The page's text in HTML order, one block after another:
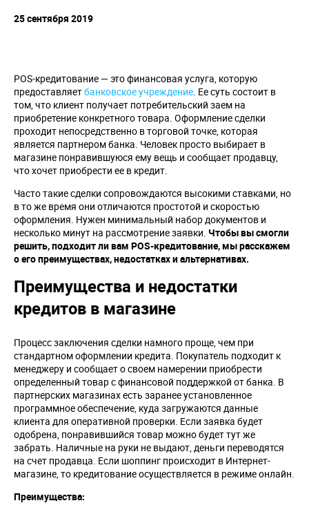
25 сентября 2019
POS-кредитование — это финансовая услуга, которую
предоставляетбанковское учреждение. Ее суть состоит в
том, что клиент получает потребительский заем на
приобретение конкретного товара. Оформление сделки
проходит непосредственно в торговой точке, которая
является партнером банка. Человек просто выбирает в
магазине понравившуюся ему вещь и сообщает продавцу,
что хочет приобрести ее в кредит.
Часто такие сделки сопровождаются высокими ставками, но
в то же время они отличаются простотой и скоростью
оформления. Нужен минимальный набор документов и
несколько минут на рассмотрение заявки. Чтобы вы смогли
решить, подходит ли вам POS-кредитование, мы расскажем
о его преимуществах, недостатках и альтернативах.
Преимущества и недостатки
кредитов в магазине
Процесс заключения сделки намного проще, чем при
стандартном оформлении кредита. Покупатель подходит к
менеджеру и сообщает о своем намерении приобрести
определенный товар с финансовой поддержкой от банка. В
партнерских магазинах есть заранее установленное
программное обеспечение, куда загружаются данные
клиента для оперативной проверки. Если заявка будет
одобрена, понравившийся товар можно будет тут же
забрать. Наличные на руки не выдают, деньги переводятся
на счет продавца. Если шоппинг происходит в Интернет-
магазине, то кредитование осуществляется в режиме онлайн.
Преимущества: